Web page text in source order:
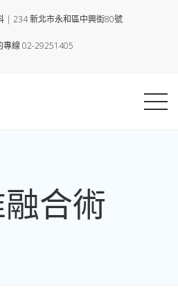
| 234 新北市永和區中興街80號
專線 02-29251405
合術